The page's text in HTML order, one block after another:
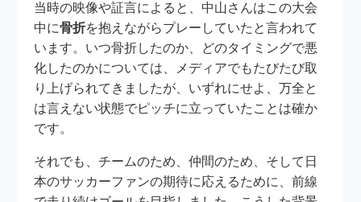
当時の映像や証言によると、中山さんはこの大会
中に骨折を抱えながらプレーしていたと言われて
います。いつ骨折したのか、どのタイミングで悪
化したのかについては、メディアでもたびたび取
り上げられてきましたが、いずれにせよ、万全と
は言えない状態でピッチに立っていたことは確か
です。
それでも、チームのため、仲間のため、そして日
本のサッカーファンの期待に応えるために、前線